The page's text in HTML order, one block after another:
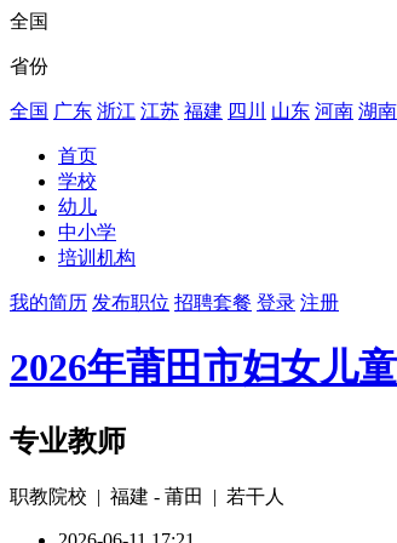
全国
省份
全国 广东 浙江 江苏 福建 四川 山东 河南 湖南
首页
学校
幼儿
中小学
培训机构
我的简历 发布职位 招聘套餐 登录 注册
2026年莆田市妇女儿
专业教师
职教院校 | 福建 - 莆田 | 若干人